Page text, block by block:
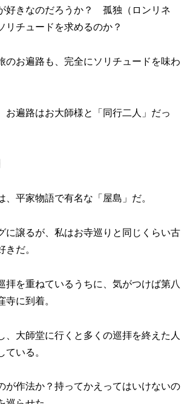
好きなのだろうか？ 孤独（ロンリネ
リチュードを求めるのか？
のお遍路も、完全にソリチュードを味わ
遍路はお大師様と「同行二人」だっ
、平家物語で有名な「屋島」だ。
に譲るが、私はお寺巡りと同じくらい古
きだ。
拝を重ねているうちに、気がつけば第八
に到着。
、大師堂に行くと多くの巡拝を終えた人
ている。
が作法か？持ってかえってはいけないの